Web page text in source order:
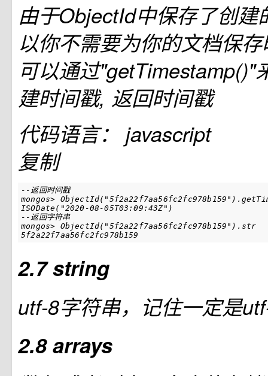
由于ObjectId中保存了创建
以你不需要为你的文档保
可以通过"getTimestamp()"
建时间戳, 返回时间戳
代码语言： javascript
复制
--返回时间戳
mongos>
ISODate("2020-08-05T03:09:43Z")
--返回字符串
mongos> ObjectId("5f2a22f7aa56fc2fc978b159").str
5f2a22f7aa56fc2fc978b159
2.7 string
utf-8字符串，记住一定是
2.8 arrays